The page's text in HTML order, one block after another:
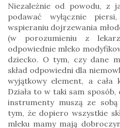
Niezależnie od powodu, z
podawać wyłącznie
wspieraniu dojrzewania
(w porozumieniu z
odpowiednie mleko
dziecko. O tym, czy dane
skład odpowiedni dla
wyjątkowy element, a cała
Działa to w taki sam
instrumenty muszą ze
tym, że dopiero wszystkie
mleku mamy mają